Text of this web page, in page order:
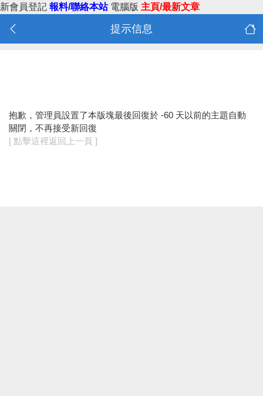
新會員登記 報料/聯絡本站 電腦版 主頁/最新文章
提示信息
抱歉，管理員設置了本版塊最後回復於 -60 天以前的主題自動
關閉，不再接受新回復
[ 點擊這裡返回上一頁 ]